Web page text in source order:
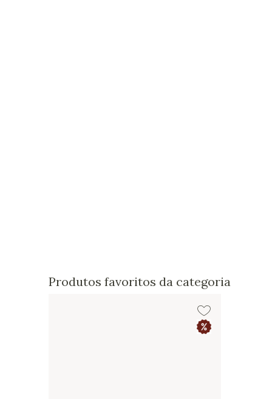
Produtos favoritos da categoria